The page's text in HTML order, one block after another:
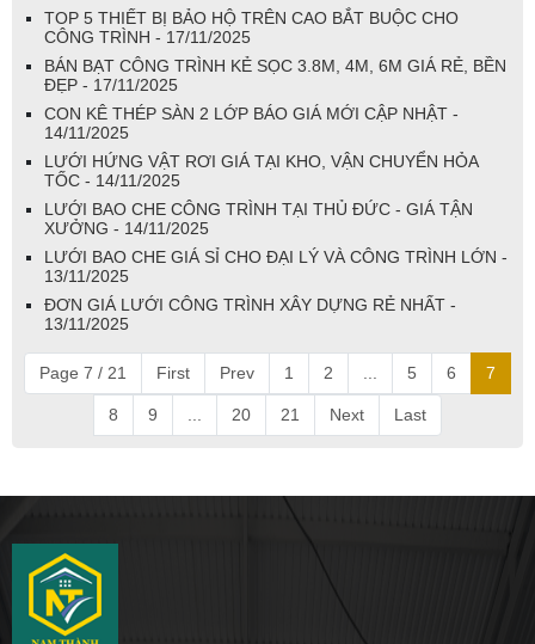
TOP 5 THIẾT BỊ BẢO HỘ TRÊN CAO BẮT BUỘC CHO
CÔNG TRÌNH - 17/11/2025
BÁN BẠT CÔNG TRÌNH KẺ SỌC 3.8M, 4M, 6M GIÁ RẺ, BỀN
ĐẸP - 17/11/2025
CON KÊ THÉP SÀN 2 LỚP BÁO GIÁ MỚI CẬP NHẬT -
14/11/2025
LƯỚI HỨNG VẬT RƠI GIÁ TẠI KHO, VẬN CHUYỂN HỎA
TỐC - 14/11/2025
LƯỚI BAO CHE CÔNG TRÌNH TẠI THỦ ĐỨC - GIÁ TẬN
XƯỞNG - 14/11/2025
LƯỚI BAO CHE GIÁ SỈ CHO ĐẠI LÝ VÀ CÔNG TRÌNH LỚN -
13/11/2025
ĐƠN GIÁ LƯỚI CÔNG TRÌNH XÂY DỰNG RẺ NHẤT -
13/11/2025
Page 7 / 21 First Prev 1 2 5 6 7
8 9 20 21 Next Last